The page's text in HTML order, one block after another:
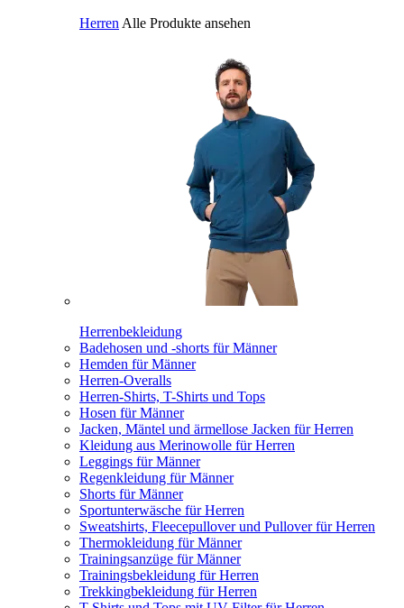
Herren Alle Produkte ansehen
Herrenbekleidung
Badehosen und -shorts für Männer
Hemden für Männer
Herren-Overalls
Herren-Shirts, T-Shirts und Tops
Hosen für Männer
Jacken, Mäntel und ärmellose Jacken für Herren
Kleidung aus Merinowolle für Herren
Leggings für Männer
Regenkleidung für Männer
Shorts für Männer
Sportunterwäsche für Herren
Sweatshirts, Fleecepullover und Pullover für Herren
Thermokleidung für Männer
Trainingsanzüge für Männer
Trainingsbekleidung für Herren
Trekkingbekleidung für Herren